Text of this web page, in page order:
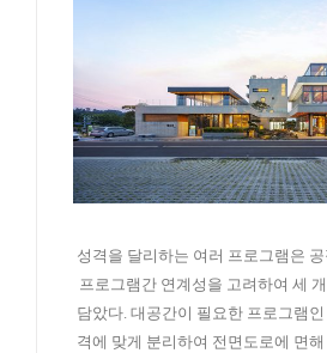
성격을 달리하는 여러 프로그램은
프로그램간 연계성을 고려하여 세
담았다. 대공간이 필요한 프로그램
격에 맞게 분리하여 전면도로에 면